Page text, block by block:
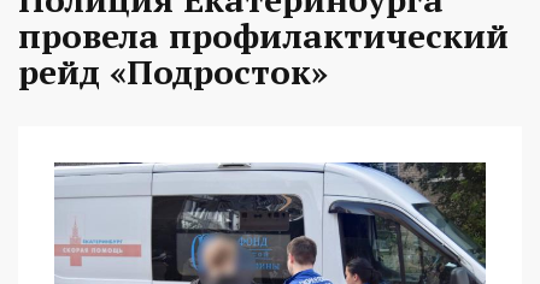
провела профилактический
рейд «Подросток»